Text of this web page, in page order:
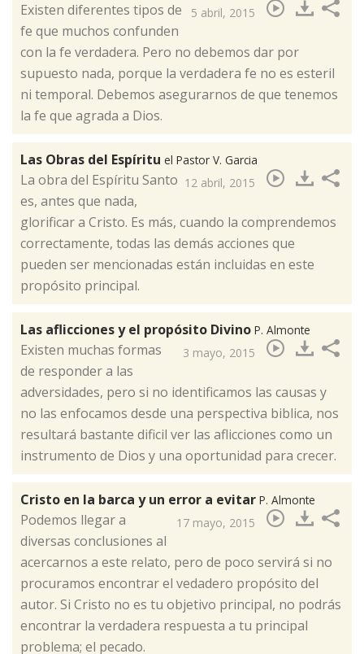
5 abril, 2015
​Existen diferentes tipos de
fe que muchos confunden
con la fe verdadera. Pero no debemos dar por
supuesto nada, porque la verdadera fe no es esteril
ni temporal. Debemos asegurarnos de que tenemos
la fe que agrada a Dios.
Las Obras del Espíritu el Pastor V. Garcia
12 abril, 2015
​La obra del Espíritu Santo
es, antes que nada,
glorificar a Cristo. Es más, cuando la comprendemos
correctamente, todas las demás acciones que
pueden ser mencionadas están incluidas en este
propósito principal.
Las aflicciones y el propósito Divino P. Almonte
3 mayo, 2015
​Existen muchas formas
de responder a las
adversidades, pero si no identificamos las causas y
no las enfocamos desde una perspectiva biblica, nos
resultará bastante dificil ver las aflicciones como un
instrumento de Dios y una oportunidad para crecer.
Cristo en la barca y un error a evitar P. Almonte
17 mayo, 2015
​Podemos llegar a
diversas conclusiones al
acercarnos a este relato, pero de poco servirá si no
procuramos encontrar el vedadero propósito del
autor. Si Cristo no es tu objetivo principal, no podrás
encontrar la verdadera respuesta a tu principal
problema; el pecado.